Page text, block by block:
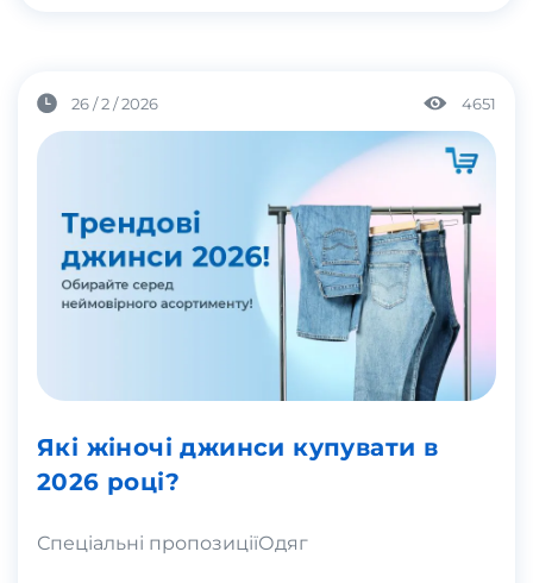
26 / 2 / 2026 4651
Які жіночі джинси купувати в
2026 році?
Спеціальні пропозиціїОдяг